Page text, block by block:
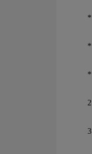
*
*
*
2
3